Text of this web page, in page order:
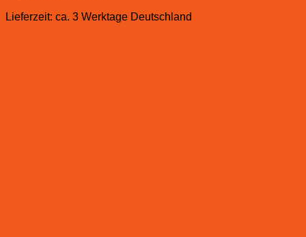
Lieferzeit: ca. 3 Werktage Deutschland